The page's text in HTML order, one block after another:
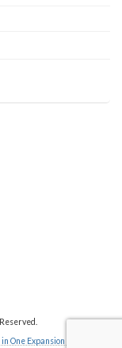
One Expansion Unit